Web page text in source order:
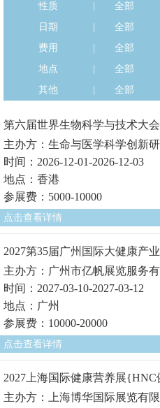
性质
全部
日期
全部
费用
全部
地点
全部
其他
全部
第六届世界生物科学与技术大会
主办方：生命与医学科学创新
时间：2026-12-01-2026-12-03
地点：香港
参展费：5000-10000
点击查看详情
2027第35届广州国际大健康产
主办方：广州市亿帆展览服务
时间：2027-03-10-2027-03-12
地点：广州
参展费：10000-20000
点击查看详情
2027上海国际健康营养展
主办方：上海博华国际展览有限